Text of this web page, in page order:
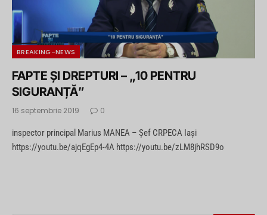
BREAKING-NEWS
FAPTE ȘI DREPTURI – „10 PENTRU
SIGURANȚĂ”
16 septembrie 2019 0
inspector principal Marius MANEA – Șef CRPECA Iași
https://youtu.be/ajqEgEp4-4A https://youtu.be/zLM8jhRSD9o